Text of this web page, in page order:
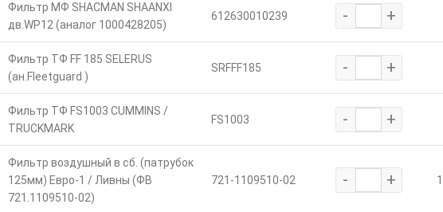
Фильтр МФ SHACMAN SHAANXI
дв.WP12 (аналог 1000428205)
612630010239 - +
Фильтр ТФ FF 185 SELERUS
(ан.Fleetguard )
SRFFF185 - +
Фильтр ТФ FS1003 CUMMINS /
TRUCKMARK
FS1003 - +
Фильтр воздушный в сб. (патрубок
125мм) Евро-1 / Ливны (ФВ
721.1109510-02)
721-1109510-02 - +